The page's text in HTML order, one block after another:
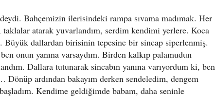
Bahçemizin ilerisindeki rampa sıvama madımak. Her
atarak yuvarlandım, serdim kendimi yerlere. Koca
Büyük dallardan birisinin tepesine bir sincap siperlenmiş.
onun yanına varsaydım. Birden kalkıp palamudun
Dallara tutunarak sincabın yanına varıyordum ki, ben
Dönüp ardından bakayım derken sendeledim, dengem
Kendime geldiğimde babam, daha seninle